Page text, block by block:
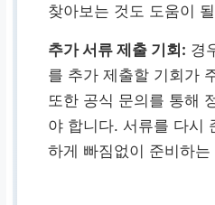
찾아보는 것도 도움이
추가 서류 제출 기회: 경
를 추가 제출할 기회가
또한 공식 문의를 통해
야 합니다. 서류를 다시
하게 빠짐없이 준비하